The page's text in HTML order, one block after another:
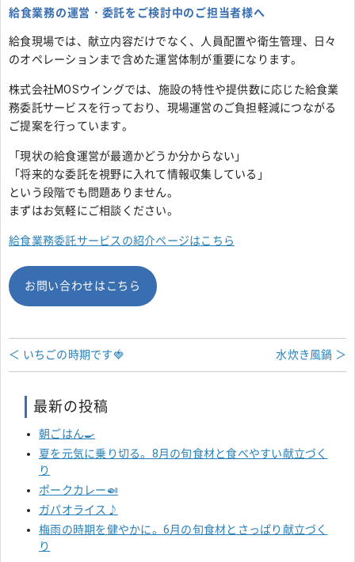
給食業務の運営・委託をご検討中のご担当者様へ
給食現場では、献立内容だけでなく、人員配置や衛生管理、日々
のオペレーションまで含めた運営体制が重要になります。
株式会社MOSウイングでは、施設の特性や提供数に応じた給食業
務委託サービスを行っており、現場運営のご負担軽減につながる
ご提案を行っています。
「現状の給食運営が最適かどうか分からない」
「将来的な委託を視野に入れて情報収集している」
という段階でも問題ありません。
まずはお気軽にご相談ください。
給食業務委託サービスの紹介ページはこちら
お問い合わせはこちら
水炊き風鍋 ＞
＜ いちごの時期です🍓
最新の投稿
朝ごはん🍳
夏を元気に乗り切る。8月の旬食材と食べやすい献立づく
り
ポークカレー🍛
ガパオライス♪
梅雨の時期を健やかに。6月の旬食材とさっぱり献立づく
り